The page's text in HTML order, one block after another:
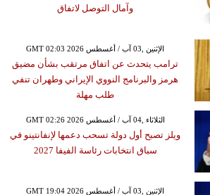
وآمال التوصل لاتفاق
GMT 02:03 2026 الإثنين ,03 آب / أغسطس
ترامب يتحدث عن اتفاق مرتقب بشأن مضيق
هرمز والبرنامج النووي الإيراني وطهران تنفي
طلب مهلة
GMT 02:26 2026 الثلاثاء ,04 آب / أغسطس
ويلز تصبح أول دولة تسحب دعمها لإنفانتينو في
سباق انتخابات رئاسة الفيفا 2027
GMT 19:04 2026 الإثنين ,03 آب / أغسطس